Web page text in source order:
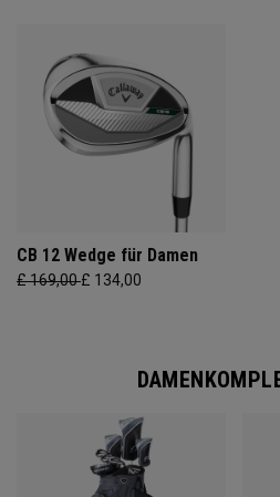
CB 12 Wedge für Damen
£ 169,00£ 134,00